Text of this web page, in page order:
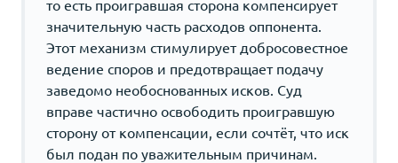
то есть проигравшая сторона компенсирует
значительную часть расходов оппонента.
Этот механизм стимулирует добросовестное
ведение споров и предотвращает подачу
заведомо необоснованных исков. Суд
вправе частично освободить проигравшую
сторону от компенсации, если сочтёт, что иск
был подан по уважительным причинам.